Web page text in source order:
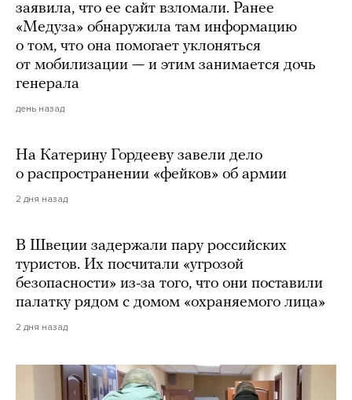
заявила, что ее сайт взломали. Ранее
«Медуза» обнаружила там информацию
о том, что она помогает уклоняться
от мобилизации — и этим занимается дочь
генерала
день назад
На Катерину Гордееву завели дело
о распространении «фейков» об армии
2 дня назад
В Швеции задержали пару российских
туристов. Их посчитали «угрозой
безопасности» из-за того, что они поставили
палатку рядом с домом «охраняемого лица»
2 дня назад